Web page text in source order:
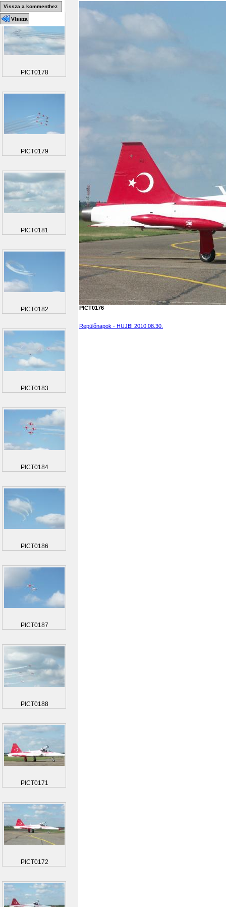
PICT0176
Repülőnapok - HUJBI 2010.08.30.
Vissza a kommenthez
Vissza
PICT0178
PICT0179
PICT0181
PICT0182
PICT0183
PICT0184
PICT0186
PICT0187
PICT0188
PICT0171
PICT0172